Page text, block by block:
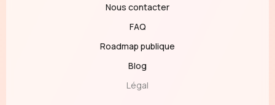
Nous contacter
FAQ
Roadmap publique
Blog
Légal